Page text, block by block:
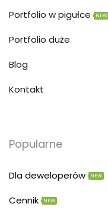
Portfolio w pigułce
NEW
Portfolio duże
Blog
Kontakt
Popularne
Dla deweloperów NEW
Cennik NEW